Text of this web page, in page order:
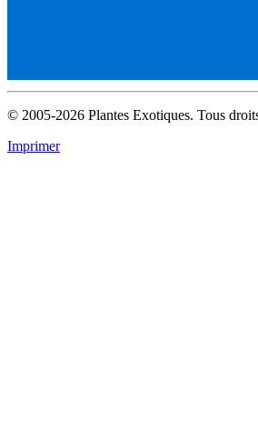
© 2005-2026 Plantes Exotiques. Tous
Imprimer